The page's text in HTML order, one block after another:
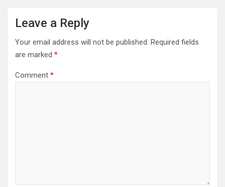
Leave a Reply
Your email address will not be published. Required fields
are marked *
Comment *